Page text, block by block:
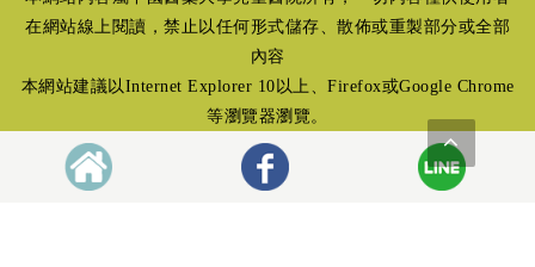
在網站線上閱讀，禁止以任何形式儲存、散佈或重製部分或全部
內容
本網站建議以Internet Explorer 10以上、Firefox或Google Chrome
等瀏覽器瀏覽。